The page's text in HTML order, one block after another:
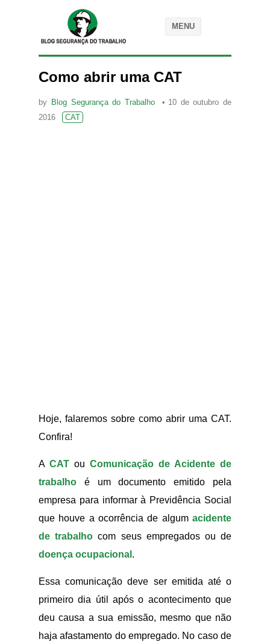
MENU
Como abrir uma CAT
by Blog Segurança do Trabalho
10 de outubro de
2016
CAT
Hoje, falaremos sobre como abrir uma CAT.
Confira!
A CAT ou Comunicação de Acidente de
trabalho é um documento emitido pela
empresa para informar à Previdência Social
que houve a ocorrência de algum acidente
de trabalho com seus empregados ou de
doença ocupacional .
Essa comunicação deve ser emitida até o
primeiro dia útil após o acontecimento que
deu causa a sua emissão, mesmo que não
haja afastamento do empregado. No caso de